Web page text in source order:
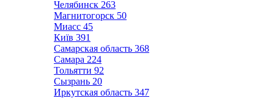
Челябинск 263
Магнитогорск 50
Миасс 45
Київ 391
Самарская область 368
Самара 224
Тольятти 92
Сызрань 20
Иркутская область 347